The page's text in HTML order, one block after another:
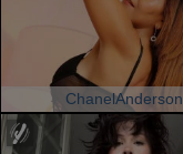
ChanelAnderson